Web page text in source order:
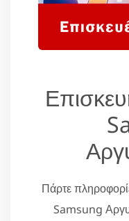
Πάρτε
Samsung